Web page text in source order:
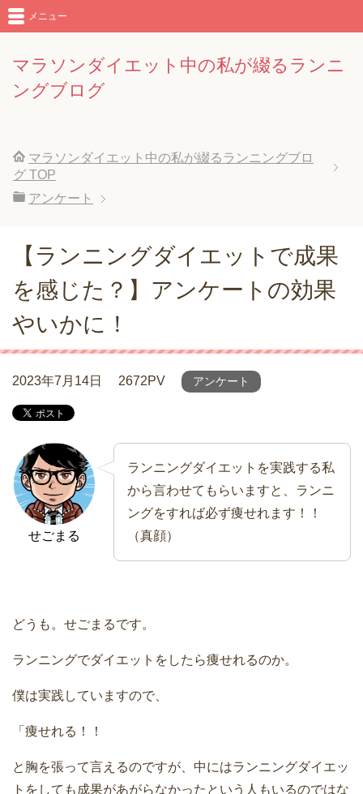
マラソンダイエット中の私が綴るランニ
ングブログ
メニュー
マラソンダイエット中の私が綴るランニングブロ
グ TOP
アンケート
【ランニングダイエットで成果
を感じた？】アンケートの効果
やいかに！
2023年7月14日 2672PV アンケート
せごまる
ランニングダイエットを実践する私
から言わせてもらいますと、ランニ
ングをすれば必ず痩せれます！！
（真顔）
どうも。せごまるです。
ランニングでダイエットをしたら痩せれるのか。
僕は実践していますので、
「痩せれる！！
と胸を張って言えるのですが、中にはランニングダイエッ
トをしても成果があがらなかったという人もいるのではな